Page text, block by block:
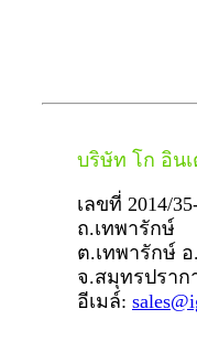
บริษัท โก อิน
เลขที่ 2014/
ถ.เทพารักษ์
ต.เทพารักษ์
จ.สมุทรปราก
อีเมล์: